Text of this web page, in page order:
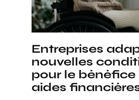
Entreprises
nouvelles
pour le bénéfice
aides